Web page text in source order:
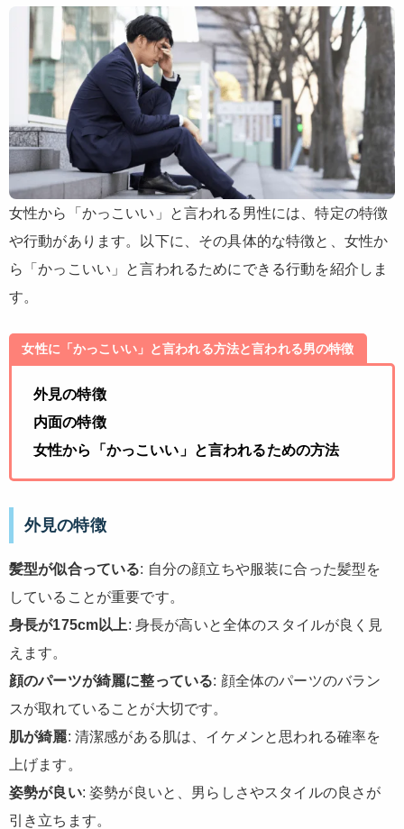
女性から「かっこいい」と言われる男性には、特定の特徴
や行動があります。以下に、その具体的な特徴と、女性か
ら「かっこいい」と言われるためにできる行動を紹介しま
す。
女性に「かっこいい」と言われる方法と言われる男の特徴
外見の特徴
内面の特徴
女性から「かっこいい」と言われるための方法
外見の特徴
髪型が似合っている: 自分の顔立ちや服装に合った髪型を
していることが重要です。
身長が175cm以上: 身長が高いと全体のスタイルが良く見
えます。
顔のパーツが綺麗に整っている: 顔全体のパーツのバラン
スが取れていることが大切です。
肌が綺麗: 清潔感がある肌は、イケメンと思われる確率を
上げます。
姿勢が良い: 姿勢が良いと、男らしさやスタイルの良さが
引き立ちます。